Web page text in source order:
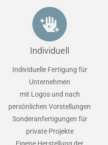
Individuell
Individuelle Fertigung für
Unternehmen
mit Logos und nach
persönlichen Vorstellungen
Sonderanfertigungen für
private Projekte
Eigene Herstellung der